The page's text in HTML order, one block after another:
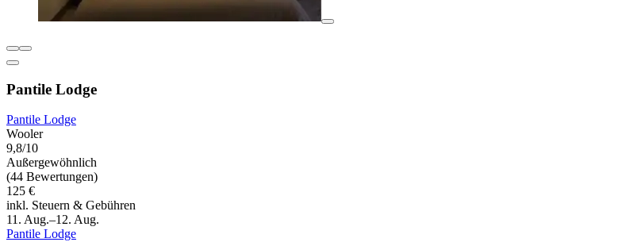
Pantile Lodge
Pantile Lodge
Wooler
9,8/10
Außergewöhnlich
(44 Bewertungen)
125 €
inkl. Steuern & Gebühren
11. Aug.–12. Aug.
Pantile Lodge